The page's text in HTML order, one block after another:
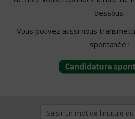
dessous.
Vous pouvez aussi nous
spontanée !